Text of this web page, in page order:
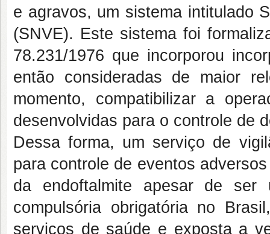
e agravos, um sistema intitulado
(SNVE). Este sistema foi
78.231/1976 que incorporou
então consideradas de maior
momento, compatibilizar a
desenvolvidas para o controle de
Dessa forma, um serviço de
para controle de eventos
da endoftalmite apesar de
compulsória obrigatória no
serviços de saúde e exposta a